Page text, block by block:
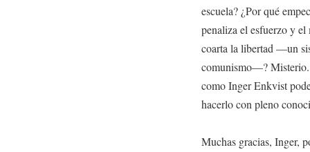
escuela? ¿Por qué
penaliza el esfuerzo y
coarta la libertad —un
comunismo—? Misterio.
como Inger Enkvist
hacerlo con pleno
Muchas gracias, Inger,